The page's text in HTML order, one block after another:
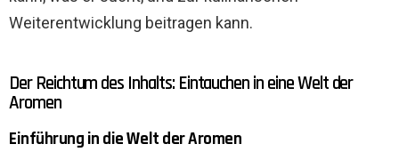
Weiterentwicklung beitragen kann.
Der Reichtum des Inhalts: Eintauchen in eine Welt der
Aromen
Einführung in die Welt der Aromen